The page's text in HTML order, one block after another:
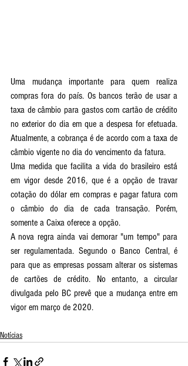
Uma mudança importante para quem realiza
compras fora do país. Os bancos terão de usar a
taxa de câmbio para gastos com cartão de crédito
no exterior do dia em que a despesa for efetuada.
Atualmente, a cobrança é de acordo com a taxa de
câmbio vigente no dia do vencimento da fatura.
Uma medida que facilita a vida do brasileiro está
em vigor desde 2016, que é a opção de travar
cotação do dólar em compras e pagar fatura com
o câmbio do dia de cada transação. Porém,
somente a Caixa oferece a opção.
A nova regra ainda vai demorar "um tempo" para
ser regulamentada. Segundo o Banco Central, é
para que as empresas possam alterar os sistemas
de cartões de crédito. No entanto, a circular
divulgada pelo BC prevê que a mudança entre em
vigor em março de 2020.
Notícias